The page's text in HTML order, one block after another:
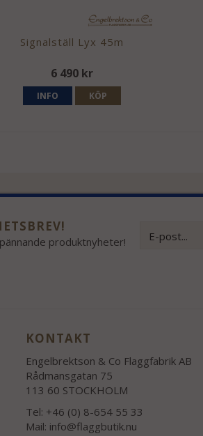
Signalställ Lyx 45m
6 490 kr
INFO KÖP
produktnyheter!
KONTAKT
Engelbrektson & Co Flaggfabrik AB
Rådmansgatan 75
113 60 STOCKHOLM
Tel: +46 (0) 8-654 55 33
Mail: info@flaggbutik.nu